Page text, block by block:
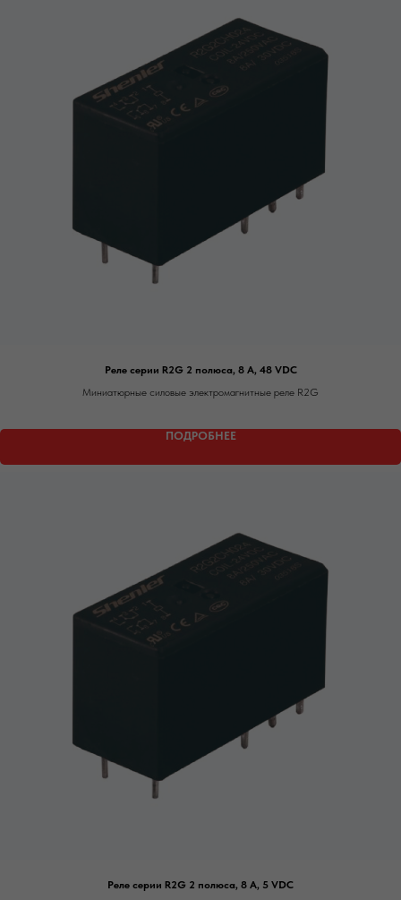
Реле серии R2G 2 полюса, 8 А, 48 VDC
Миниатюрные силовые электромагнитные реле R2G
ПОДРОБНЕЕ
Реле серии R2G 2 полюса, 8 А, 5 VDC